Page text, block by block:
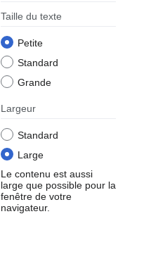
Taille du texte
Petite
Standard
Grande
Largeur
Standard
Large
Le contenu est aussi
large que possible pour la
fenêtre de votre
navigateur.